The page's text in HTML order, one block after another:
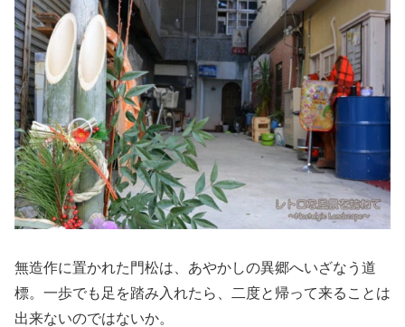
無造作に置かれた門松は、あやかしの異郷へいざなう道
標。一歩でも足を踏み入れたら、二度と帰って来ることは
出来ないのではないか。